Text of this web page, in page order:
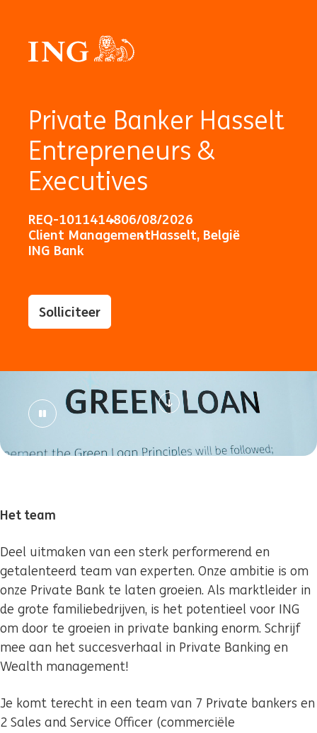
Private Banker Hasselt
Entrepreneurs &
Executives
REQ-1011414806/08/2026
Client ManagementHasselt, België
ING Bank
Solliciteer
Het team
Deel uitmaken van een sterk performerend en
getalenteerd team van experten. Onze ambitie is om
onze Private Bank te laten groeien. Als marktleider in
de grote familiebedrijven, is het potentieel voor ING
om door te groeien in private banking enorm. Schrijf
mee aan het succesverhaal in Private Banking en
Wealth management!
Je komt terecht in een team van 7 Private bankers en
2 Sales and Service Officer (commerciële